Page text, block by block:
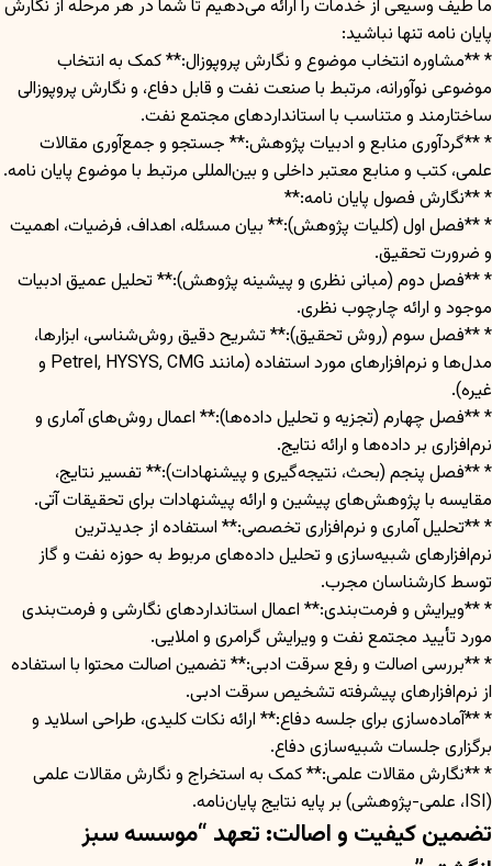
ما طیف وسیعی از خدمات را ارائه می‌دهیم تا شما در هر مرحله از نگارش
پایان نامه تنها نباشید:
* **مشاوره انتخاب موضوع و نگارش پروپوزال:** کمک به انتخاب
موضوعی نوآورانه، مرتبط با صنعت نفت و قابل دفاع، و نگارش پروپوزالی
ساختارمند و متناسب با استانداردهای مجتمع نفت.
* **گردآوری منابع و ادبیات پژوهش:** جستجو و جمع‌آوری مقالات
علمی، کتب و منابع معتبر داخلی و بین‌المللی مرتبط با موضوع پایان نامه.
* **نگارش فصول پایان نامه:**
* **فصل اول (کلیات پژوهش):** بیان مسئله، اهداف، فرضیات، اهمیت
و ضرورت تحقیق.
* **فصل دوم (مبانی نظری و پیشینه پژوهش):** تحلیل عمیق ادبیات
موجود و ارائه چارچوب نظری.
* **فصل سوم (روش تحقیق):** تشریح دقیق روش‌شناسی، ابزارها،
مدل‌ها و نرم‌افزارهای مورد استفاده (مانند Petrel, HYSYS, CMG و
غیره).
* **فصل چهارم (تجزیه و تحلیل داده‌ها):** اعمال روش‌های آماری و
نرم‌افزاری بر داده‌ها و ارائه نتایج.
* **فصل پنجم (بحث، نتیجه‌گیری و پیشنهادات):** تفسیر نتایج،
مقایسه با پژوهش‌های پیشین و ارائه پیشنهادات برای تحقیقات آتی.
* **تحلیل آماری و نرم‌افزاری تخصصی:** استفاده از جدیدترین
نرم‌افزارهای شبیه‌سازی و تحلیل داده‌های مربوط به حوزه نفت و گاز
توسط کارشناسان مجرب.
* **ویرایش و فرمت‌بندی:** اعمال استانداردهای نگارشی و فرمت‌بندی
مورد تأیید مجتمع نفت و ویرایش گرامری و املایی.
* **بررسی اصالت و رفع سرقت ادبی:** تضمین اصالت محتوا با استفاده
از نرم‌افزارهای پیشرفته تشخیص سرقت ادبی.
* **آماده‌سازی برای جلسه دفاع:** ارائه نکات کلیدی، طراحی اسلاید و
برگزاری جلسات شبیه‌سازی دفاع.
* **نگارش مقالات علمی:** کمک به استخراج و نگارش مقالات علمی
(ISI، علمی-پژوهشی) بر پایه نتایج پایان‌نامه.
تضمین کیفیت و اصالت: تعهد “موسسه سبز